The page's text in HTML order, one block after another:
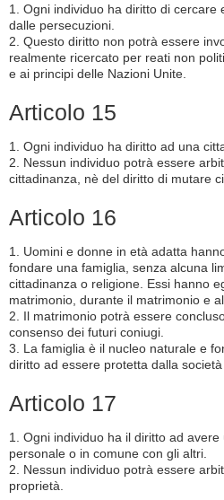
1. Ogni individuo ha diritto di cercare
dalle persecuzioni.
2. Questo diritto non potrà essere
realmente ricercato per reati non
e ai principi delle Nazioni Unite.
Articolo 15
1. Ogni individuo ha diritto ad una
2. Nessun individuo potrà essere
cittadinanza, nè del diritto di mutare
Articolo 16
1. Uomini e donne in età adatta
fondare una famiglia, senza alcuna
cittadinanza o religione. Essi hanno
matrimonio, durante il matrimonio e
2. Il matrimonio potrà essere
consenso dei futuri coniugi.
3. La famiglia è il nucleo naturale e
diritto ad essere protetta dalla società
Articolo 17
1. Ogni individuo ha il diritto ad
personale o in comune con gli altri.
2. Nessun individuo potrà essere
proprietà.